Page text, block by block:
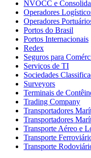
NVOCC e
Operadores
Operadores
Portos do Brasil
Portos Internacionais
Redex
Seguros para
Serviços de TI
Sociedades
Surveyors
Terminais de
Trading Company
Transportadores
Transportadores
Transporte Aéreo e
Transporte
Transporte